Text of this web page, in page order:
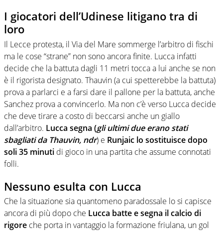
I giocatori dell’Udinese litigano tra di
loro
Il Lecce protesta, il Via del Mare sommerge l’arbitro di fischi
ma le cose “strane” non sono ancora finite. Lucca infatti
decide che la battuta dagli 11 metri tocca a lui anche se non
è il rigorista designato. Thauvin (a cui spetterebbe la battuta)
prova a parlarci e a farsi dare il pallone per la battuta, anche
Sanchez prova a convincerlo. Ma non c’è verso Lucca decide
che deve tirare a costo di beccarsi anche un giallo
dall’arbitro. Lucca segna (gli ultimi due erano stati
sbagliati da Thauvin, ndr) e Runjaic lo sostituisce dopo
soli 35 minuti di gioco in una partita che assume connotati
folli.
Nessuno esulta con Lucca
Che la situazione sia quantomeno paradossale lo si capisce
ancora di più dopo che Lucca batte e segna il calcio di
rigore che porta in vantaggio la formazione friulana, un gol